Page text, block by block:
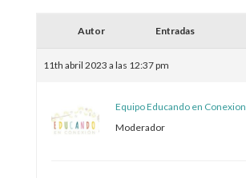
Autor Entradas
11th abril 2023 a las 12:37 pm
Equipo Educando en Conexion
Moderador